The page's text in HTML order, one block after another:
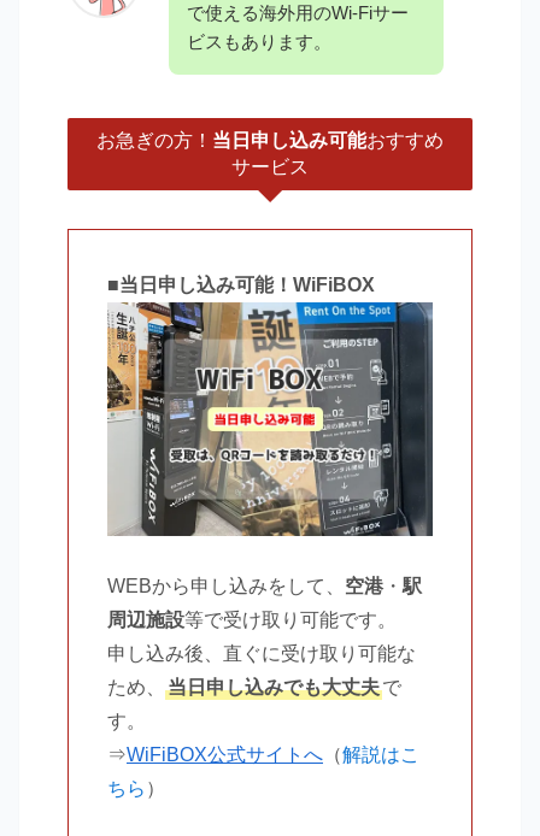
で使える海外用のWi-Fiサー
ビスもあります。
お急ぎの方！ 当日申し込み可能おすすめ
サービス
■当日申し込み可能！WiFiBOX
WEBから申し込みをして、 空港 ・ 駅
周辺施設等で受け取り可能です。
申し込み後、直ぐに受け取り可能な
ため、
当日申し込みでも大丈夫で
す。
⇒WiFiBOX公式サイトへ （解説はこ
ちら ）